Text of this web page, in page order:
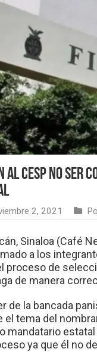
al CESP no ser
2, 2021
Sinaloa (Café
a los
proceso de
de manera
de la bancada
el tema del
mandatario
ya que él no